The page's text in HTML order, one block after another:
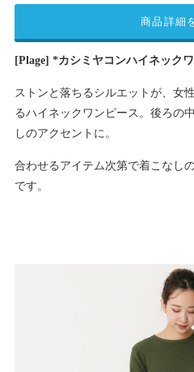
[Plage] *カシミヤコンハイネック
ストンと落ちるシルエットが、女
るハイネックワンピース。後ろの
しのアクセントに。
合わせるアイテム次第で着こなし
です。
商品詳細